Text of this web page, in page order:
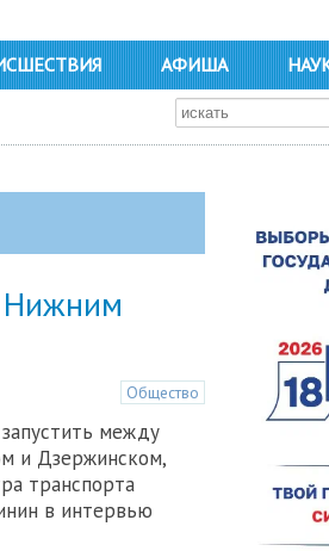
АФИША
Нижним
Общество
между
и Дзержинском,
транспорта
в интервью